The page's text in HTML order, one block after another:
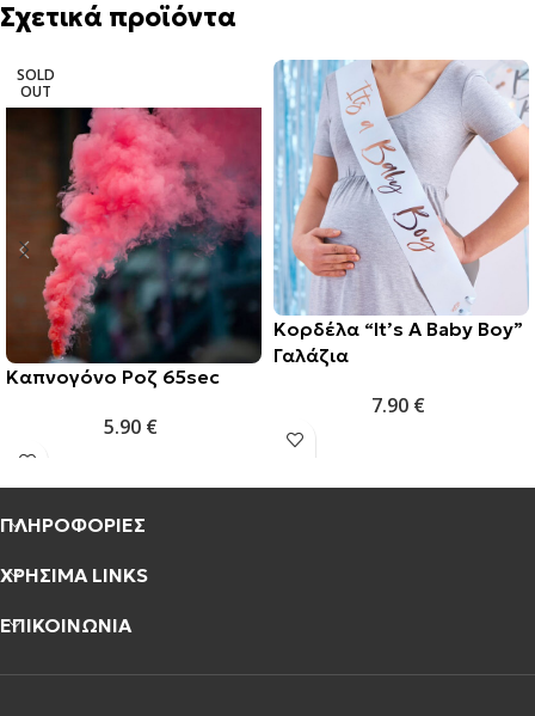
Σχετικά προϊόντα
SOLD
OUT
Καπνογόνο Ροζ 65sec
5.90 €
Κορδέλα “It’s A Baby Boy”
Γαλάζια
7.90 €
ΠΛΗΡΟΦΟΡΙΕΣ
ΧΡΗΣΙΜΑ LINKS
ΕΠΙΚΟΙΝΩΝΙΑ